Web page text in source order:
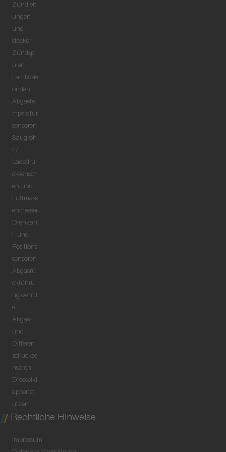
Zündleit
ungen
und -
stecker
Zündsp
ulen
Lambdas
onden
Abgaste
mperatur
sensoren
Saugroh
r-/
Ladedru
cksensor
en und
Luftmass
enmesser
Drehzah
l- und
Positions
sensoren
Abgasrü
ckführu
ngsventil
e
Abgas-
und
Differen
zdruckse
nsoren
Drosselkl
appenst
utzen
Rechtliche Hinweise
Impressum